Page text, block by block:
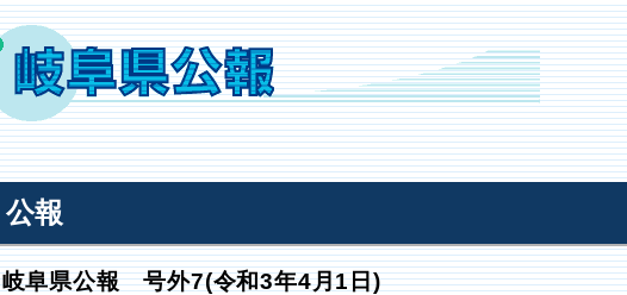
公報
岐阜県公報 号外7(令和3年4月1日)